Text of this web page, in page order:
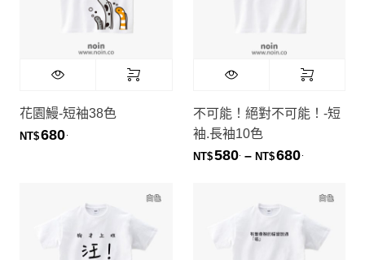
花園鰻-短袖38色
NT$680
不可能！絕對不可能！-短
袖.長袖10色
NT$580 – NT$680